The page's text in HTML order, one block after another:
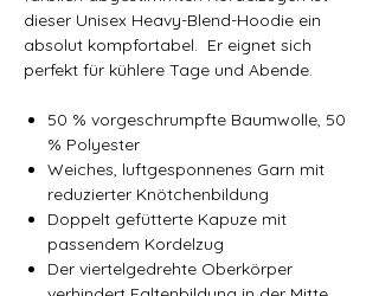
dieser Unisex Heavy-Blend-Hoodie ein
absolut kompfortabel. Er eignet sich
perfekt für kühlere Tage und Abende.
50 % vorgeschrumpfte Baumwolle, 50
% Polyester
Weiches, luftgesponnenes Garn mit
reduzierter Knötchenbildung
Doppelt gefütterte Kapuze mit
passendem Kordelzug
Der viertelgedrehte Oberkörper